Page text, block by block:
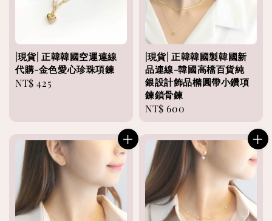
|現貨| 正韓韓國空運連線
代購-金色愛心珍珠項鍊
Regular
NT$ 425
|現貨| 正韓韓國製韓國新
品連線-韓國高檔百貨純
銀設計飾品橢圓帶小鑽項
鍊鎖骨鍊
Regular
NT$ 600